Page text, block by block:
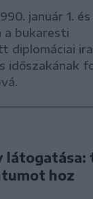
január 1. és
a bukaresti
diplomáciai
időszakának
látogatása:
hoz